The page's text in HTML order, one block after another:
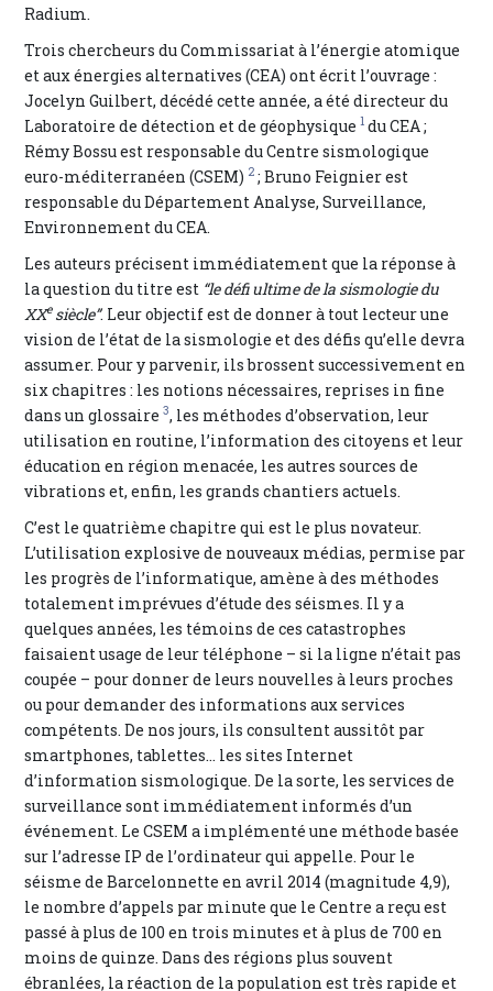
Radium.
Trois chercheurs du Commissariat à l’énergie atomique
et aux énergies alternatives (CEA) ont écrit l’ouvrage :
Jocelyn Guilbert, décédé cette année, a été directeur du
Laboratoire de détection et de géophysique 1 du CEA ;
Rémy Bossu est responsable du Centre sismologique
euro-méditerranéen (CSEM) 2 ; Bruno Feignier est
responsable du Département Analyse, Surveillance,
Environnement du CEA.
Les auteurs précisent immédiatement que la réponse à
la question du titre est “le défi ultime de la sismologie du
XXesiècle”. Leur objectif est de donner à tout lecteur une
vision de l’état de la sismologie et des défis qu’elle devra
assumer. Pour y parvenir, ils brossent successivement en
six chapitres : les notions nécessaires, reprises in fine
dans un glossaire 3, les méthodes d’observation, leur
utilisation en routine, l’information des citoyens et leur
éducation en région menacée, les autres sources de
vibrations et, enfin, les grands chantiers actuels.
C’est le quatrième chapitre qui est le plus novateur.
L’utilisation explosive de nouveaux médias, permise par
les progrès de l’informatique, amène à des méthodes
totalement imprévues d’étude des séismes. Il y a
quelques années, les témoins de ces catastrophes
faisaient usage de leur téléphone – si la ligne n’était pas
coupée – pour donner de leurs nouvelles à leurs proches
ou pour demander des informations aux services
compétents. De nos jours, ils consultent aussitôt par
smartphones, tablettes… les sites Internet
d’information sismologique. De la sorte, les services de
surveillance sont immédiatement informés d’un
événement. Le CSEM a implémenté une méthode basée
sur l’adresse IP de l’ordinateur qui appelle. Pour le
séisme de Barcelonnette en avril 2014 (magnitude 4,9),
le nombre d’appels par minute que le Centre a reçu est
passé à plus de 100 en trois minutes et à plus de 700 en
moins de quinze. Dans des régions plus souvent
ébranlées, la réaction de la population est très rapide et